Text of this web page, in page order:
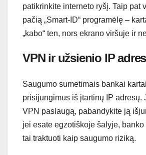
patikrinkite interneto ryšį. Taip pat
pačią „Smart-ID“ programėlę –
„kabo“ ten, nors ekrano viršuje ir
VPN ir užsienio IP
Saugumo sumetimais bankai
prisijungimus iš įtartinų IP adresų.
VPN paslaugą, pabandykite ją
jei esate egzotiškoje šalyje,
tai traktuoti kaip saugumo riziką.